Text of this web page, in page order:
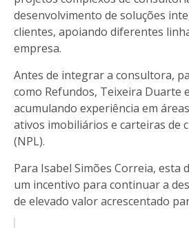
desenvolvimento de soluções
clientes, apoiando diferentes
empresa.
Antes de integrar a consultora,
como Refundos, Teixeira Duarte
acumulando experiência em
ativos imobiliários e carteiras de
(NPL).
Para Isabel Simões Correia, esta
um incentivo para continuar a
de elevado valor acrescentado